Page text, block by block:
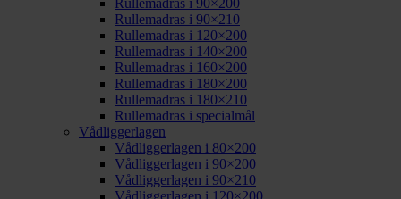
Rullemadras i 90×200
Rullemadras i 90×210
Rullemadras i 120×200
Rullemadras i 140×200
Rullemadras i 160×200
Rullemadras i 180×200
Rullemadras i 180×210
Rullemadras i specialmål
Vådliggerlagen
Vådliggerlagen i 80×200
Vådliggerlagen i 90×200
Vådliggerlagen i 90×210
Vådliggerlagen i 120×200